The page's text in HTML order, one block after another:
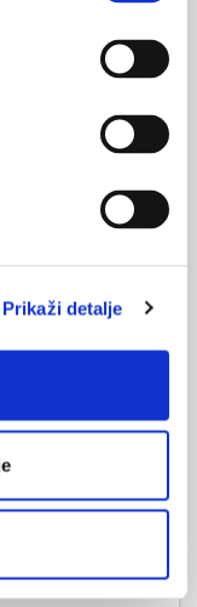
Prikaži detalje
i više od godinu
limitira
liječenju. Prema
s akutnim
brzo (u tjednima) po
zahvata,
je 6 tjedana do tri
cijeljenja rane
upućuje na
europskih